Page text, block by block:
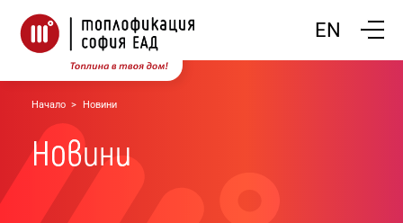
EN
Начало Новини
Новини